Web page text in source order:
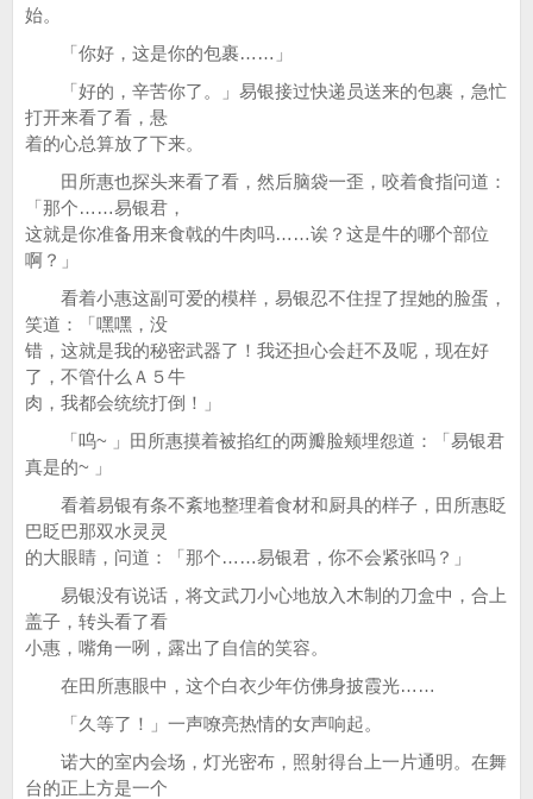
始。
「你好，这是你的包裹……」
「好的，辛苦你了。」易银接过快递员送来的包裹，急忙
打开来看了看，悬
着的心总算放了下来。
田所惠也探头来看了看，然后脑袋一歪，咬着食指问道：
「那个……易银君，
这就是你准备用来食戟的牛肉吗……诶？这是牛的哪个部位
啊？」
看着小惠这副可爱的模样，易银忍不住捏了捏她的脸蛋，
笑道：「嘿嘿，没
错，这就是我的秘密武器了！我还担心会赶不及呢，现在好
了，不管什么Ａ５牛
肉，我都会统统打倒！」
「呜~ 」田所惠摸着被掐红的两瓣脸颊埋怨道：「易银君
真是的~ 」
看着易银有条不紊地整理着食材和厨具的样子，田所惠眨
巴眨巴那双水灵灵
的大眼睛，问道：「那个……易银君，你不会紧张吗？」
易银没有说话，将文武刀小心地放入木制的刀盒中，合上
盖子，转头看了看
小惠，嘴角一咧，露出了自信的笑容。
在田所惠眼中，这个白衣少年仿佛身披霞光……
「久等了！」一声嘹亮热情的女声响起。
诺大的室内会场，灯光密布，照射得台上一片通明。在舞
台的正上方是一个